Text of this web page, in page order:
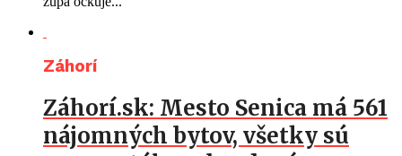
Záhorí
Záhorí.sk: Mesto Senica má 561
nájomných bytov, všetky sú